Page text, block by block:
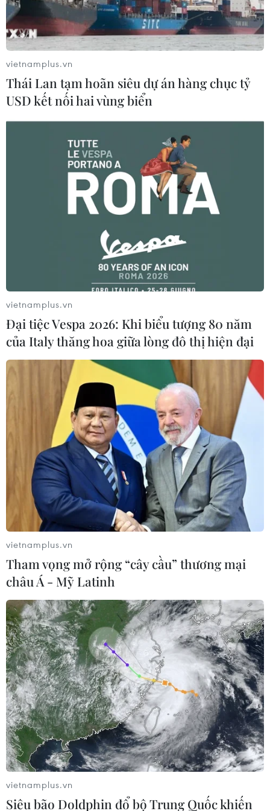
Bắt tạm giam, khởi tố đối tượng hành hạ
trẻ em ở Thái Bình
19/05/2023 11:04
Gần đây nhất, ngày 15/5, Khẩn đi làm về không thấy
cháu B ở nhà nên đã đi tìm và dùng đoạn tre khô dài
khoảng 60cm đánh cháu nhiều nhát vào phần mông,
bắp chân, lưng và tay gây ra nhiều thương tích.
Lâm Đồng: Bé gái 3 tháng tuổi đa chấn
thương, nghi bị bạo hành
21/05/2023 07:09
Khi nhập viện, bé gái gần 3 tháng tuổi bị gãy xương
cẳng tay trái và tay phải, gãy xương đùi cả 2 chân,
chấn thương sọ não, phải tiếp máu, sau đó phải thở
máy trong tình trạng nguy kịch.
Lâm Đồng: Khởi tố, bắt tạm giam kẻ bạo
hành dã man bé gái 3 tháng tuổi
vietnamplus.vn
Thái Lan tạm hoãn siêu dự án hàng chục tỷ
USD kết nối hai vùng biển
vietnamplus.vn
Đại tiệc Vespa 2026: Khi biểu tượng 80 năm
của Italy thăng hoa giữa lòng đô thị hiện đại
vietnamplus.vn
Tham vọng mở rộng “cây cầu” thương mại
châu Á - Mỹ Latinh
vietnamplus.vn
Siêu bão Doldphin đổ bộ Trung Quốc khiến